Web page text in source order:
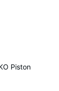
Piston